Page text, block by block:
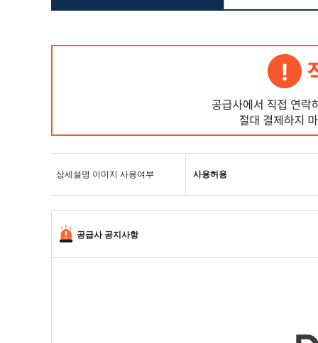
상세설명 이미지 사용여부 사용허용
공급사 공지사항